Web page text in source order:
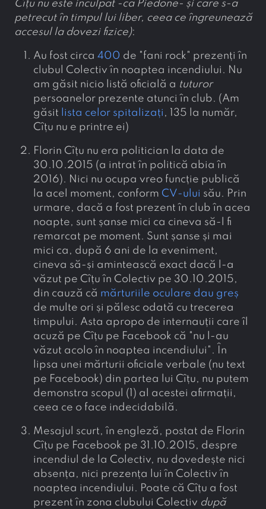
Cîțu nu este inculpat -ca Piedone- și care s-a
petrecut în timpul lui liber, ceea ce îngreunează
accesul la dovezi fizice):
Au fost circa 400 de "fani rock" prezenți în
clubul Colectiv în noaptea incendiului. Nu
am găsit nicio listă oficială a tuturor
persoanelor prezente atunci în club. (Am
găsit
lista celor spitalizați , 135 la număr,
Cîțu nu e printre ei)
Florin Cîțu nu era politician la data de
30.10.2015 (a intrat în politică abia în
2016). Nici nu ocupa vreo funcție publică
la acel moment, conform CV-ului său. Prin
urmare, dacă a fost prezent în club în acea
noapte, sunt șanse mici ca cineva să-l fi
remarcat pe moment. Sunt șanse și mai
mici ca, după 6 ani de la eveniment,
cineva să-și amintească exact dacă l-a
văzut pe Cîțu în Colectiv pe 30.10.2015,
din cauză că mărturiile oculare dau greș
de multe ori și pălesc odată cu trecerea
timpului. Asta apropo de internauții care îl
acuză pe Cîțu pe Facebook că "nu l-au
văzut acolo în noaptea incendiului". În
lipsa unei mărturii oficiale verbale (nu text
pe Facebook) din partea lui Cîțu, nu putem
demonstra scopul (1) al acestei afirmații,
ceea ce o face indecidabilă.
Mesajul scurt, în engleză, postat de Florin
Cîțu pe Facebook pe 31.10.2015, despre
incendiul de la Colectiv, nu dovedește nici
absența, nici prezența lui în Colectiv în
noaptea incendiului. Poate că Cîțu a fost
prezent în zona clubului Colectiv după